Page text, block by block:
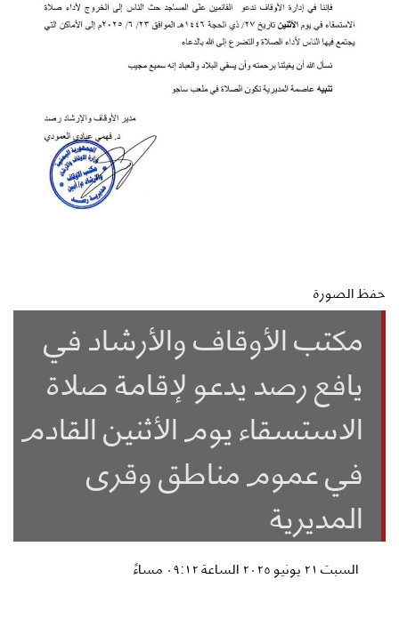
حفظ الصورة
مكتب الأوقاف والأرشاد في
يافع رصد يدعو لإقامة صلاة
الاستسقاء يوم الأثنين القادم
في عموم مناطق وقرى
المديرية
السبت ٢١ يونيو ٢٠٢٥ الساعة ٠٩:١٢ مساءً